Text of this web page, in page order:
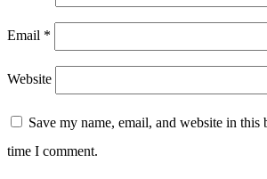
Email *
Website
Save my name, email, and website in this
time I comment.